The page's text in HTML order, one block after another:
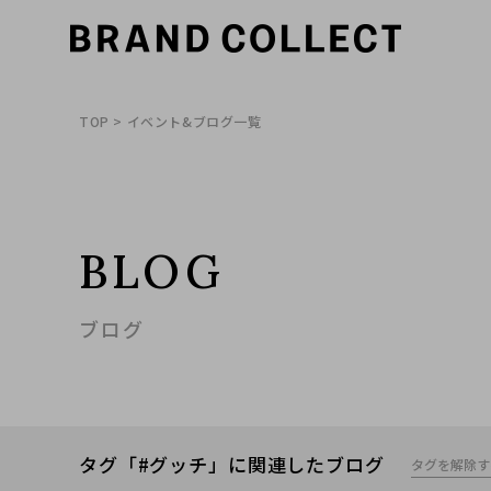
TOP > イベント&ブログ一覧
BLOG
ブログ
タグ「#グッチ」に関連したブログ タグを解除